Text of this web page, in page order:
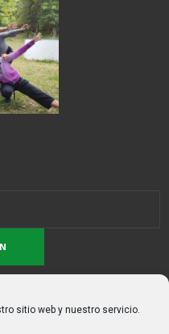
sitio web y nuestro servicio.